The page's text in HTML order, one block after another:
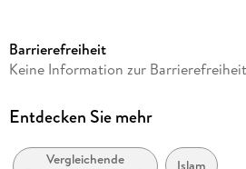
Autor/Autorin
Verlag/Hersteller
Produktart
Barrierefreiheit
Keine Information zur
Entdecken Sie mehr
Vergleichende